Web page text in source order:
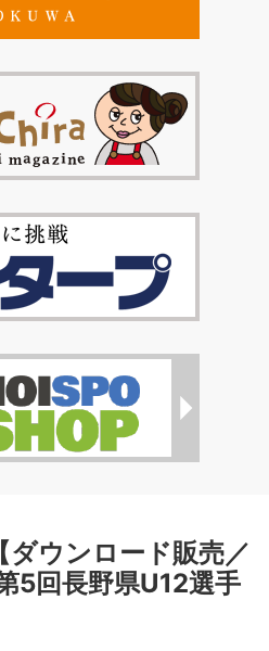
ダウンロード販売／
5回長野県U12選手